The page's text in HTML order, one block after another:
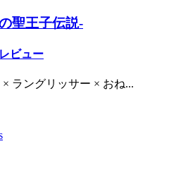
聖王子伝説-
レビュー
ラングリッサー × おね...